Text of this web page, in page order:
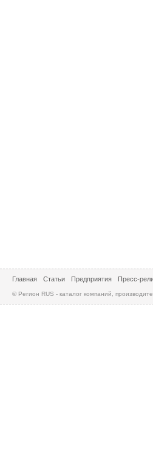
Главная Статьи Предприятия Пресс-
© Регион RUS - каталог компаний,